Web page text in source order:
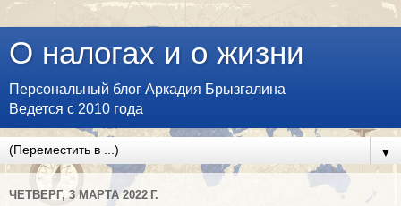
О налогах и о жизни
Персональный блог Аркадия Брызгалина
Ведется с 2010 года
▼
ЧЕТВЕРГ, 3 МАРТА 2022 Г.